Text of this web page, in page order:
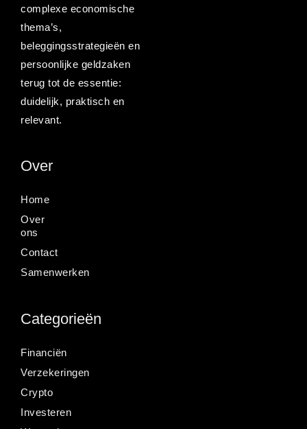
complexe economische
thema’s,
beleggingsstrategieën en
persoonlijke geldzaken
terug tot de essentie:
duidelijk, praktisch en
relevant.
Over
Home
Over
ons
Contact
Samenwerken
Categorieën
Financiën
Verzekeringen
Crypto
Investeren